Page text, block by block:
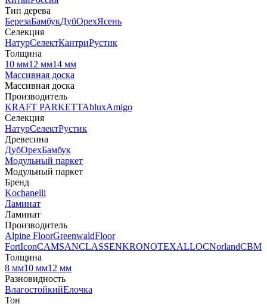
Тип дерева
БерезаБамбукДубОрехЯсень
Селекция
НатурСелектКантриРустик
Толщина
10 мм12 мм14 мм
Массивная доска
Массивная доска
Производитель
KRAFT PARKETTAbluxAmigo
Селекция
НатурСелектРустик
Древесина
ДубОрехБамбук
Модульный паркет
Модульный паркет
Бренд
Kochanelli
Ламинат
Ламинат
Производитель
Alpine FloorGreenwaldFloor
FortIconCAMSANCLASSENKRONOTEXALLOCNorlandCBM
Толщина
8 мм10 мм12 мм
Разновидность
ВлагостойкийЕлочка
Тон